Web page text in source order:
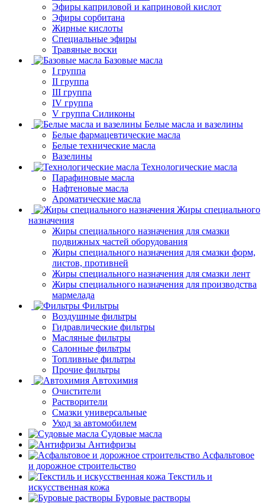
Эфиры каприловой и каприновой кислот
Эфиры сорбитана
Жирные кислоты
Специальные эфиры
Травяные воски
Базовые масла
I группа
II группа
III группа
IV группа
V группа Силиконы
Белые масла и вазелины
Белые фармацевтические масла
Белые технические масла
Вазелины
Технологические масла
Парафиновые масла
Нафтеновые масла
Ароматические масла
Жиры специального
назначения
Жиры специального назначения для смазки
подвижных частей оборудования
Жиры специального назначения для смазки форм,
листов, противней
Жиры специального назначения для смазки лент
Жиры специального назначения для производства
мармелада
Фильтры
Воздушные фильтры
Гидравлические фильтры
Масляные фильтры
Салонные фильтры
Топливные фильтры
Прочие фильтры
Автохимия
Очистители
Растворители
Смазки универсальные
Уход за автомобилем
Судовые масла
Антифризы
Асфальтовое
и дорожное строительство
Текстиль и
искусственная кожа
Буровые растворы